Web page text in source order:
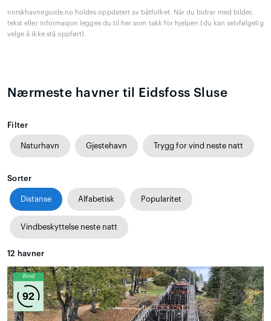
norskhavneguide.no holdes oppdatert av båtfolket. Når du bidrar med bilder,
tekst eller informasjon legges du til her som takk for hjelpen (du kan selvfølgelig
velge å ikke stå oppført).
Nærmeste havner til Eidsfoss Sluse
Filter
Naturhavn Gjestehavn Trygg for vind neste natt
Sorter
Distanse Alfabetisk Popularitet
Vindbeskyttelse neste natt
12 havner
Wind
92